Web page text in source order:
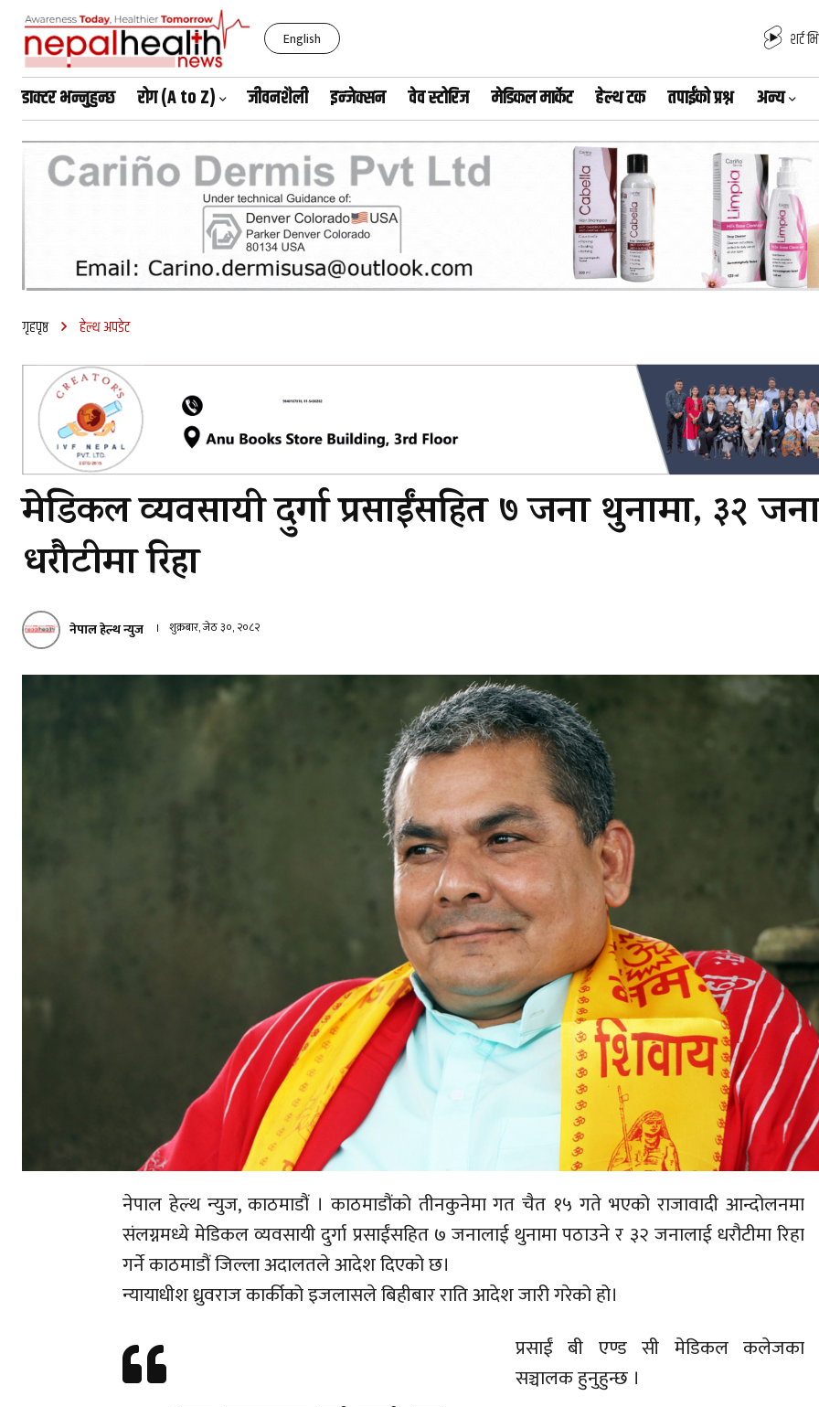
English शर्ट
बिहीबार, साउन २१, २०८३
डाक्टर भन्नुहुन्छ रोग (A to Z) जीवनशैली इन्जेक्सन वेव स्टोरिज मेडिकल मार्केट हेल्थ टक तपाईंको प्रश्न अन्य
गृहपृष्ठ हेल्थ अपडेट
मेडिकल व्यवसायी दुर्गा प्रसाईंसहित ७ जना थुनामा, ३२
धरौटीमा रिहा
नेपाल हेल्थ न्युज शुक्रबार, जेठ ३०, २०८२
नेपाल हेल्थ न्युज, काठमाडौं । काठमाडौंको तीनकुनेमा गत चैत १५ गते भएको राजावादी आन्दोलनमा
संलग्नमध्ये मेडिकल व्यवसायी दुर्गा प्रसाईंसहित ७ जनालाई थुनामा पठाउने र ३२ जनालाई धरौटीमा रिहा
गर्ने काठमाडौं जिल्ला अदालतले आदेश दिएको छ।
न्यायाधीश ध्रुवराज कार्कीको इजलासले बिहीबार राति आदेश जारी गरेको हो।
प्रसाईं बी एण्ड सी मेडिकल कलेजका
सञ्चालक हुनुहुन्छ ।